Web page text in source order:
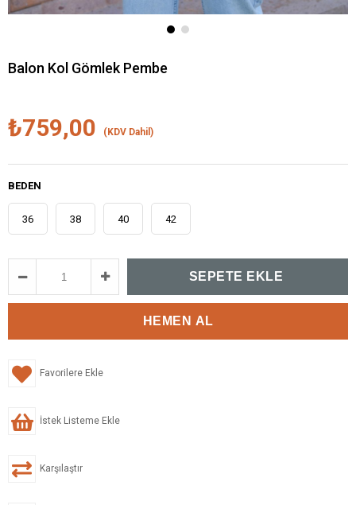
Balon Kol Gömlek Pembe
₺759,00 (KDV Dahil)
BEDEN
36 38 40 42
Favorilere Ekle
İstek Listeme Ekle
Karşılaştır